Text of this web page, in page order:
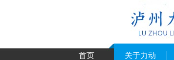
首页 关于力动